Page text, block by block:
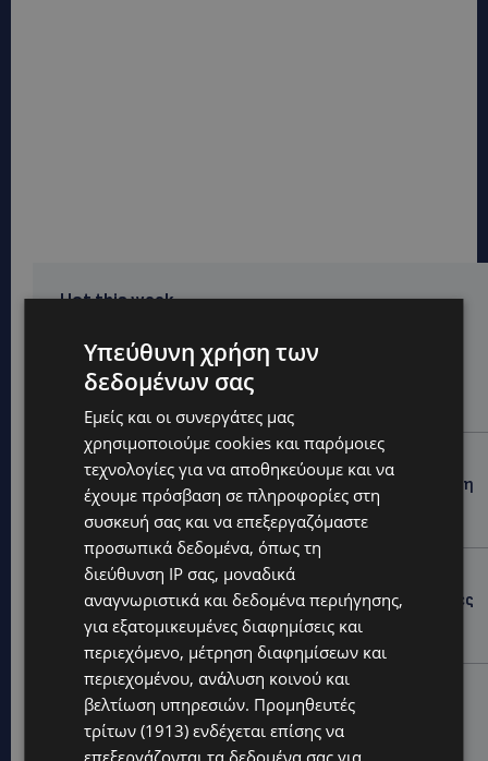
Hot this week
UPDATES
ΚΙΤΡΙΝΗ ΠΡΟΕΙΔΟΠΟΙΗΣΗ: Έτοιμοι για παραλία –
Στους 40°C και σήμερα η Κύπρος-Πότε θα τεθεί σε
ισχύ
UPDATES
ΦΕΙΔΙΑΣ ΠΑΝΑΓΙΩΤΟΥ: Η εμφάνισή του στην εκδήλωση
για Ισαάκ και Σολωμού προκάλεσε αντιδράσεις –
«Ασέβεια προς τους νεκρούς»-(Φώτο)
UPDATES
ΔΗΜΟΣ ΛΑΤΣΙΩΝ – ΓΕΡΙΟΥ: Πάνω από 8.000 υπογραφές
κατά των Δομών Ανηλίκων – Ζητούν γραπτή
δέσμευση από το Κράτος
UPDATES
ΑΓΙΟΣ ΙΩΑΝΝΗΣ ΠΙΤΣΙΛΙΑΣ: Ξανανοίγει η πισίνα του
χωριού – Μια ανάσα δροσιάς για κατοίκους και
επισκέπτες
Υπεύθυνη χρήση των
δεδομένων σας
Εμείς και οι συνεργάτες μας
χρησιμοποιούμε cookies και παρόμοιες
τεχνολογίες για να αποθηκεύουμε και να
έχουμε πρόσβαση σε πληροφορίες στη
συσκευή σας και να επεξεργαζόμαστε
προσωπικά δεδομένα, όπως τη
διεύθυνση IP σας, μοναδικά
αναγνωριστικά και δεδομένα περιήγησης,
για εξατομικευμένες διαφημίσεις και
περιεχόμενο, μέτρηση διαφημίσεων και
περιεχομένου, ανάλυση κοινού και
βελτίωση υπηρεσιών. Προμηθευτές
τρίτων (1913) ενδέχεται επίσης να
επεξεργάζονται τα δεδομένα σας για